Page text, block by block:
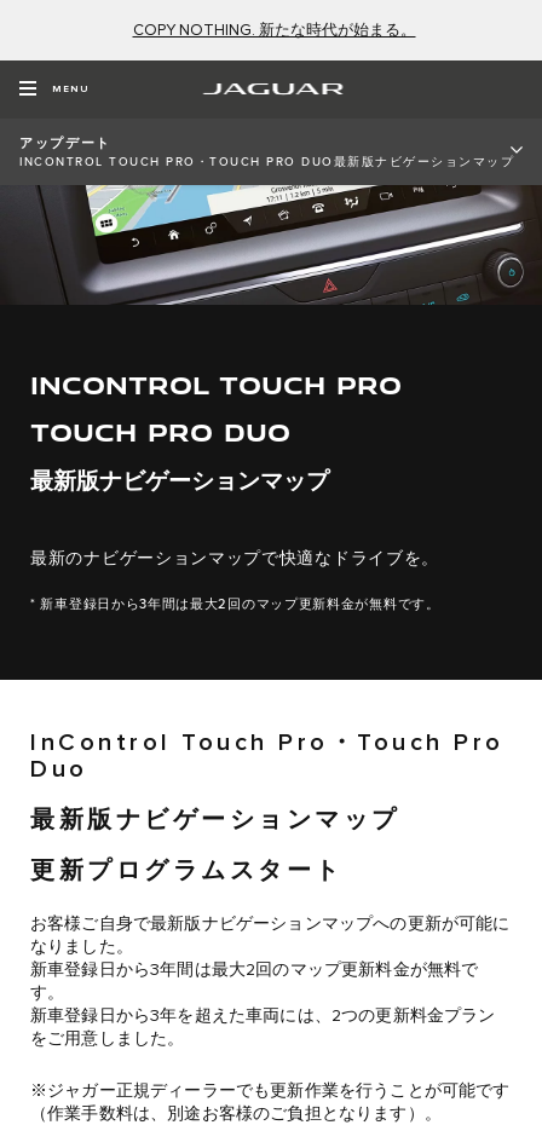
COPY NOTHING. 新たな時代が始まる。
MENU
アップデート
INCONTROL TOUCH PRO・TOUCH PRO DUO​最新版ナビゲーションマップ
InControl Touch Pro
Touch Pro Duo
最新版ナビゲーションマップ
最新のナビゲーションマップで快適なドライブを。
* 新車登録日から3年間は最大2回のマップ更新料金が無料です。
InControl Touch Pro・Touch Pro
Duo
最新版ナビゲーションマップ
更新プログラムスタート
お客様ご自身で最新版ナビゲーションマップへの更新が可能に
なりました。
新車登録日から3年間は最大2回のマップ更新料金が無料で
す。
新車登録日から3年を超えた車両には、2つの更新料金プラン
をご用意しました。
※ジャガー正規ディーラーでも更新作業を行うことが可能です
（作業手数料は、別途お客様のご負担となります）。